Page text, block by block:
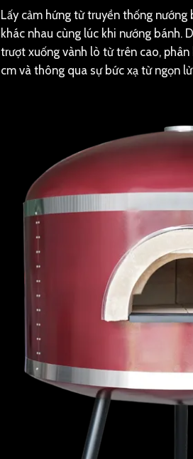
Lấy cảm hứng từ truyền thống
khác nhau cùng lúc khi nướng bánh.
trượt xuống vành lò từ trên cao,
cm và thông qua sự bức xạ từ ngọn